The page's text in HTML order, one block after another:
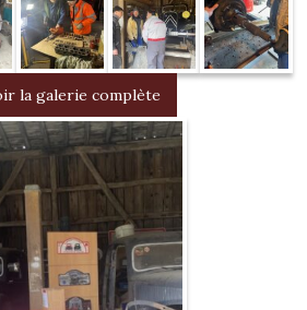
11 –
1952
11 –
1957
15/6 G –
1947
15/6 D –
1955
la galerie complète